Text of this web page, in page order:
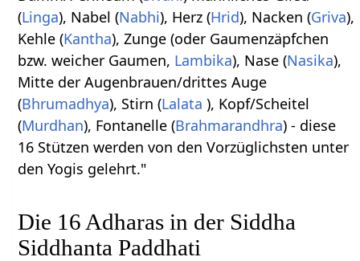
(Linga), Nabel (Nabhi), Herz (Hrid), Nacken (Griva),
Kehle (Kantha), Zunge (oder Gaumenzäpfchen
bzw. weicher Gaumen, Lambika), Nase (Nasika),
Mitte der Augenbrauen/drittes Auge
(Bhrumadhya), Stirn (Lalata), Kopf/Scheitel
(Murdhan), Fontanelle (Brahmarandhra) - diese
16 Stützen werden von den Vorzüglichsten unter
den Yogis gelehrt."
Die 16 Adharas in der Siddha
Siddhanta Paddhati